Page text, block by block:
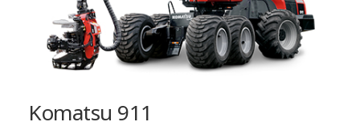
Komatsu 911